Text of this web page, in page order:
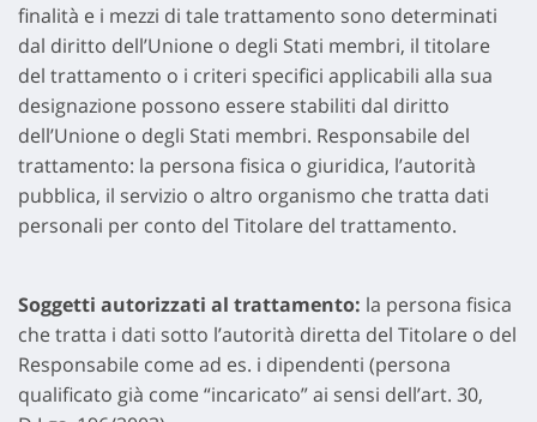
finalità e i mezzi di tale trattamento sono determinati
dal diritto dell’Unione o degli Stati membri, il titolare
del trattamento o i criteri specifici applicabili alla sua
designazione possono essere stabiliti dal diritto
dell’Unione o degli Stati membri. Responsabile del
trattamento: la persona fisica o giuridica, l’autorità
pubblica, il servizio o altro organismo che tratta dati
personali per conto del Titolare del trattamento.
Soggetti autorizzati al trattamento: la persona fisica
che tratta i dati sotto l’autorità diretta del Titolare o del
Responsabile come ad es. i dipendenti (persona
qualificato già come “incaricato” ai sensi dell’art. 30,